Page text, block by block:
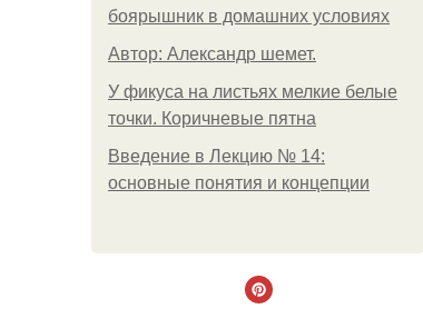
боярышник в домашних условиях
Автор: Александр шемет.
У фикуса на листьях мелкие белые
точки. Коричневые пятна
Введение в Лекцию № 14:
основные понятия и концепции